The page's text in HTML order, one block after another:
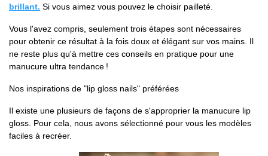
brillant. Si vous aimez vous pouvez le choisir pailleté.
Vous l'avez compris, seulement trois étapes sont nécessaires
pour obtenir ce résultat à la fois doux et élégant sur vos mains. Il
ne reste plus qu'à mettre ces conseils en pratique pour une
manucure ultra tendance !
Nos inspirations de "lip gloss nails" préférées
Il existe une plusieurs de façons de s'approprier la manucure lip
gloss. Pour cela, nous avons sélectionné pour vous les modèles
faciles à recréer.